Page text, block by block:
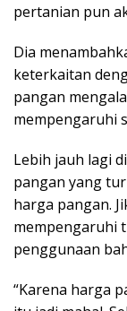
pertanian pun
Dia
keterkaitan
pangan
mempengaruhi
Lebih jauh lagi
pangan yang
harga pangan.
mempengaruhi
penggunaan
“Karena harga